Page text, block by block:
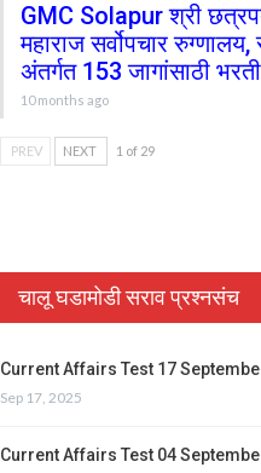
GMC Solapur श्री
महाराज सर्वोपचार रुग्णालय,
अंतर्गत 153 जागांसाठी भरती
10 months ago
PREV NEXT 1 of 29
चालू घडामोडी सराव प्रश्नसंच
Current Affairs Test 17
Sep 17, 2025
Current Affairs Test 04